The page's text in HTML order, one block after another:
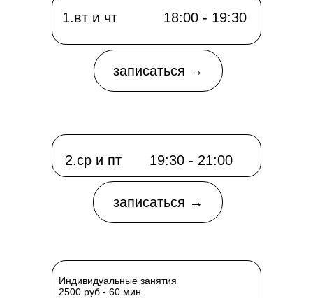
18:00 - 19:30
1.вт и чт
записаться →
2.ср и пт
записаться →
19:30 - 21:00
Индивидуальные занятия
2500 руб - 60 мин.